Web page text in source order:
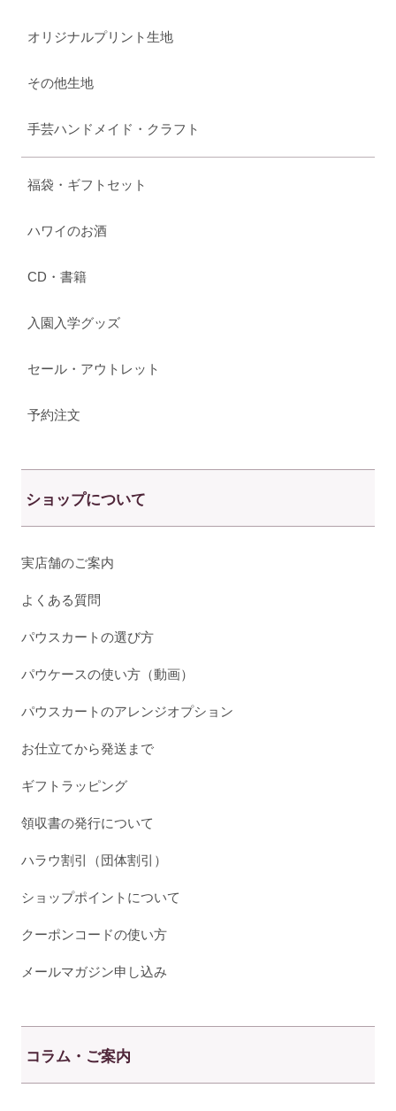
オリジナルプリント生地
その他生地
手芸ハンドメイド・クラフト
福袋・ギフトセット
ハワイのお酒
CD・書籍
入園入学グッズ
セール・アウトレット
予約注文
ショップについて
実店舗のご案内
よくある質問
パウスカートの選び方
パウケースの使い方（動画）
パウスカートのアレンジオプション
お仕立てから発送まで
ギフトラッピング
領収書の発行について
ハラウ割引（団体割引）
ショップポイントについて
クーポンコードの使い方
メールマガジン申し込み
コラム・ご案内